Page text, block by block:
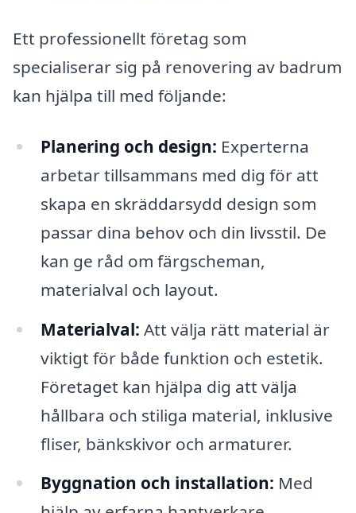
Ett professionellt företag som
specialiserar sig på renovering av badrum
kan hjälpa till med följande:
Planering och design: Experterna
arbetar tillsammans med dig för att
skapa en skräddarsydd design som
passar dina behov och din livsstil. De
kan ge råd om färgscheman,
materialval och layout.
Materialval: Att välja rätt material är
viktigt för både funktion och estetik.
Företaget kan hjälpa dig att välja
hållbara och stiliga material, inklusive
fliser, bänkskivor och armaturer.
Byggnation och installation: Med